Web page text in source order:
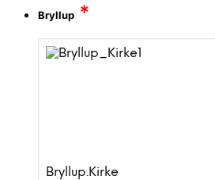
Bryllup *
Bryllup.Kirke